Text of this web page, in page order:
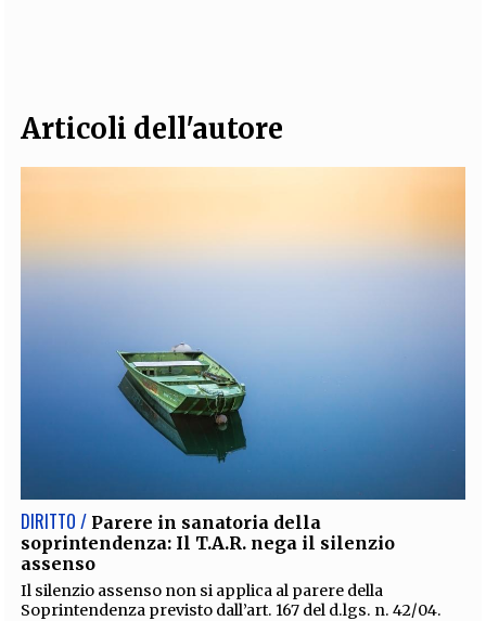
Articoli dell'autore
DIRITTO / Parere in sanatoria della
soprintendenza: Il T.A.R. nega il silenzio
assenso
Il silenzio assenso non si applica al parere della
Soprintendenza previsto dall’art. 167 del d.lgs. n. 42/04.